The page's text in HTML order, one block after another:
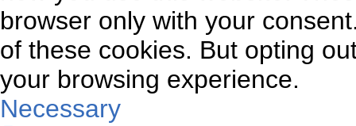
browser only with your
of these cookies. But opting
your browsing experience.
Necessary